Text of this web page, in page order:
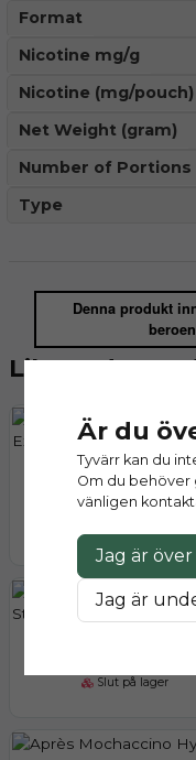
Format
Nicotine mg/g
Nicotine (mg/pouch)
Net Weight (gram)
Number of Portions
Type
Denna produkt
Liknande
APRES
Après Tangerine Spritz
Strong
Slut på lager
Är du
Tyvärr kan du
Om du behöver
vänligen
Jag är över
Jag är